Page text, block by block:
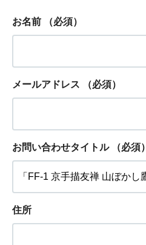
お名前 （必須）
メールアドレス （必須）
お問い合わせタイトル （必須）
住所